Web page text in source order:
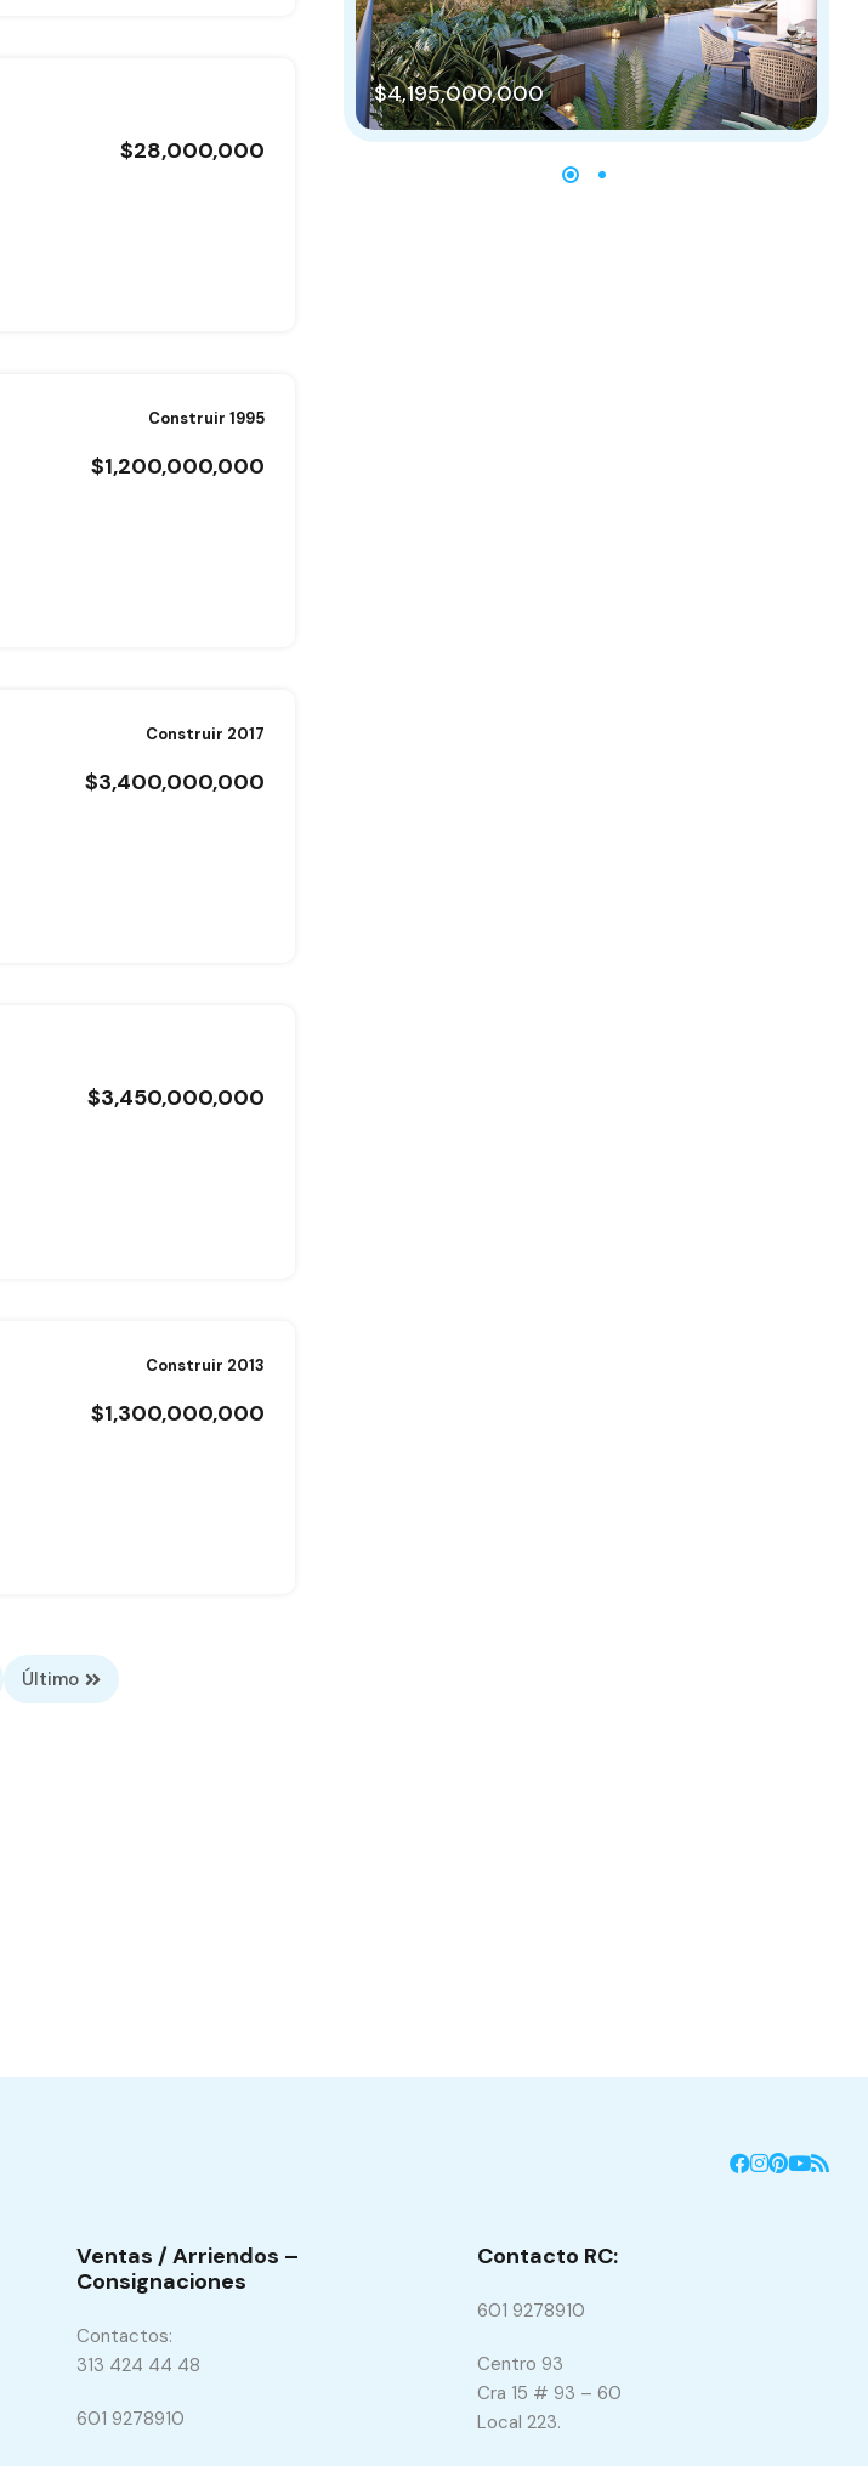
$28,000,000
Construir 1995
$1,200,000,000
Construir 2017
$3,400,000,000
$3,450,000,000
Construir 2013
$1,300,000,000
Último
$4,195,000,000
Ventas / Arriendos –
Consignaciones
Contactos:
313 424 44 48
601 9278910
Contacto RC:
601 9278910
Centro 93
Cra 15 # 93 – 60
Local 223.